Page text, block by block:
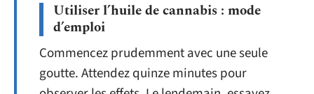
Utiliser l’huile de cannabis : mode
d’emploi
Commencez prudemment avec une seule
goutte. Attendez quinze minutes pour